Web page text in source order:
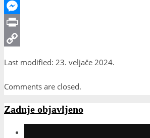
Viber
Messenger
Print
Last modified: 23. veljače 2024.
Comments are closed.
Zadnje objavljeno